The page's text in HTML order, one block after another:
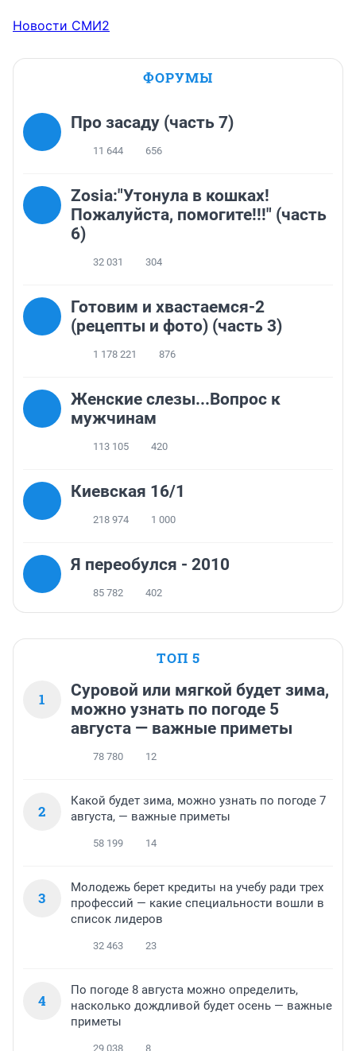
Новости СМИ2
ФОРУМЫ
Про засаду (часть 7)
11 644 656
Zosia:"Утонула в кошках!
Пожалуйста, помогите!!!" (часть
6)
32 031 304
Готовим и хвастаемся-2
(рецепты и фото) (часть 3)
1 178 221 876
Женские слезы...Вопрос к
мужчинам
113 105 420
Киевская 16/1
218 974 1 000
Я переобулся - 2010
85 782 402
ТОП 5
1
Суровой или мягкой будет зима,
можно узнать по погоде 5
августа — важные приметы
78 780 12
2
Какой будет зима, можно узнать по погоде 7
августа, — важные приметы
58 199 14
3
Молодежь берет кредиты на учебу ради трех
профессий — какие специальности вошли в
список лидеров
32 463 23
4
По погоде 8 августа можно определить,
насколько дождливой будет осень — важные
приметы
29 038 8